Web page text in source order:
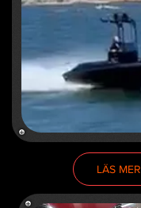
LÄS MER